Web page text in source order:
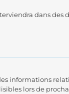
dans des
informations
lors de